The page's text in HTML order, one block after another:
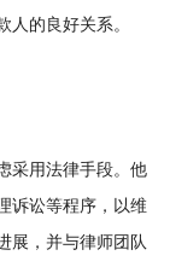
的良好关系。
用法律手段。他
诉讼等程序，以维
展，并与律师团队